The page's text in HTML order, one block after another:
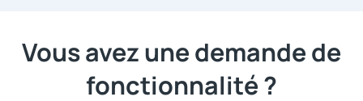
Vous avez une demande de
fonctionnalité ?